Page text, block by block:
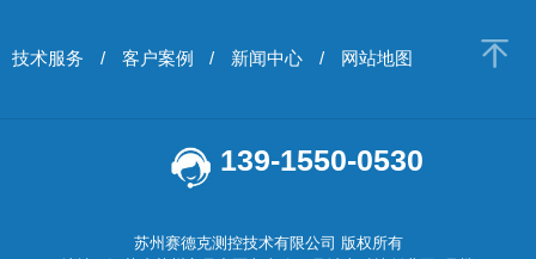
技术服务 / 客户案例 / 新闻中心 / 网站地图
139-1550-0530
苏州赛德克测控技术有限公司 版权所有